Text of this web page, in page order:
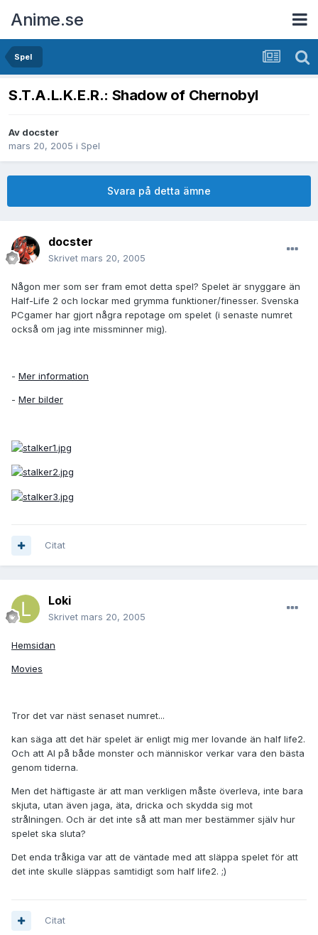
Anime.se
Spel
S.T.A.L.K.E.R.: Shadow of Chernobyl
Av docster
mars 20, 2005 i Spel
Svara på detta ämne
docster
Skrivet mars 20, 2005
Någon mer som ser fram emot detta spel? Spelet är snyggare än
Half-Life 2 och lockar med grymma funktioner/finesser. Svenska
PCgamer har gjort några repotage om spelet (i senaste numret
också om jag inte missminner mig).
- Mer information
- Mer bilder
Citat
Loki
Skrivet mars 20, 2005
Hemsidan
Movies
Tror det var näst senaset numret...
kan säga att det här spelet är enligt mig mer lovande än half life2.
Och att AI på både monster och människor verkar vara den bästa
genom tiderna.
Men det häftigaste är att man verkligen måste överleva, inte bara
skjuta, utan även jaga, äta, dricka och skydda sig mot
strålningen. Och är det inte så att man mer bestämmer själv hur
spelet ska sluta?
Det enda tråkiga var att de väntade med att släppa spelet för att
det inte skulle släppas samtidigt som half life2. ;)
Citat